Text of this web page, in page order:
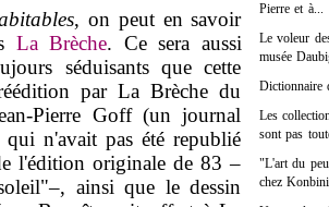
Pierre et à...
Le voleur
musée
Dictionnaire
Les
sont pas
"L'art du
chez
, on peut en savoir
La Brèche. Ce sera aussi
séduisants que cette
par La Brèche du
Pierre Goff (un journal
n'avait pas été republié
l'édition originale de 83 –
ainsi que le dessin